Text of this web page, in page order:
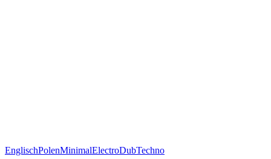
EnglischPolenMinimalElectroDubTechno